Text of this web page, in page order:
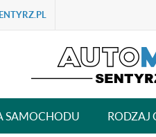
SAMOCHODU RODZAJ